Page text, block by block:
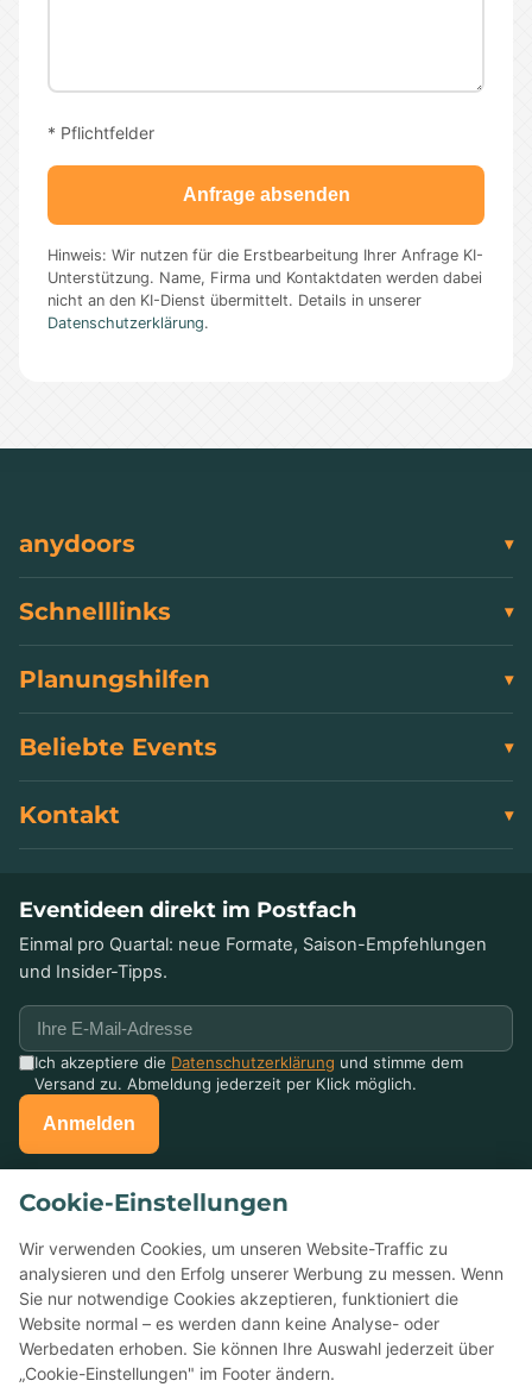
* Pflichtfelder
Anfrage absenden
Hinweis: Wir nutzen für die Erstbearbeitung Ihrer Anfrage KI-
Unterstützung. Name, Firma und Kontaktdaten werden dabei
nicht an den KI-Dienst übermittelt. Details in unserer
Datenschutzerklärung.
anydoors
Schnelllinks
Planungshilfen
Beliebte Events
Kontakt
Eventideen direkt im Postfach
Einmal pro Quartal: neue Formate, Saison-Empfehlungen
und Insider-Tipps.
Ich akzeptiere die Datenschutzerklärung und stimme dem
Versand zu. Abmeldung jederzeit per Klick möglich.
Anmelden
Schon mit uns gefeiert?
hilft kleinen Eventagenturen enorm.
★Bei Google bewerten
Cookie-Einstellungen
Wir verwenden Cookies, um unseren Website-Traffic zu
analysieren und den Erfolg unserer Werbung zu messen. Wenn
Sie nur notwendige Cookies akzeptieren, funktioniert die
Website normal – es werden dann keine Analyse- oder
Werbedaten erhoben. Sie können Ihre Auswahl jederzeit über
„Cookie-Einstellungen" im Footer ändern.